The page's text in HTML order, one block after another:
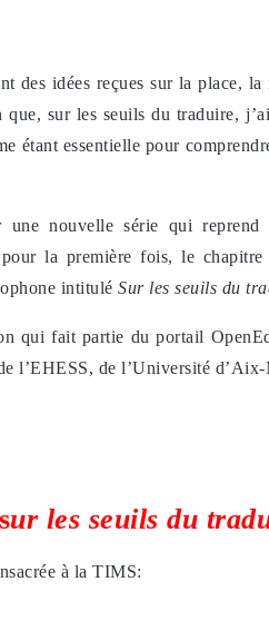
des idées reçues sur la place,
que, sur les seuils du traduire,
étant essentielle pour
nouvelle série qui
la première fois, le
intitulé Sur les seuils du
qui fait partie du portail
l’EHESS, de l’Université
ur les seuils du
à la TIMS: